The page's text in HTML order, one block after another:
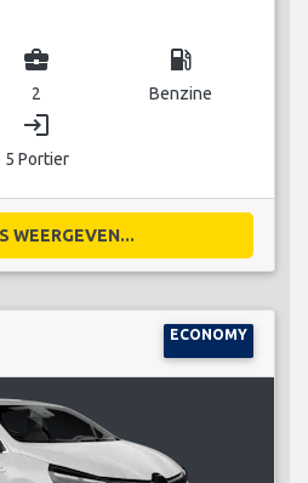
business_center
2
local_gas_station
Benzine
login
5 Portier
WEERGEVEN...
ECONOMY